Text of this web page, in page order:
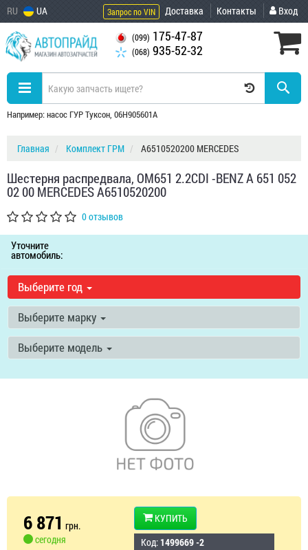
RU UA Запрос по VIN Доставка Контакты Вход
(099) 175-47-87
(068) 935-52-32
Например: насос ГУР Туксон, 06H905601A
Главная Комплект ГРМ A6510520200 MERCEDES
Шестерня распредвала, OM651 2.2CDI -BENZ A 651 052
02 00 MERCEDES A6510520200
0 отзывов
Уточните
автомобиль:
Выберите год
Выберите марку
Выберите модель
6 871 грн.
сегодня
КУПИТЬ
Код: 1499669 -2